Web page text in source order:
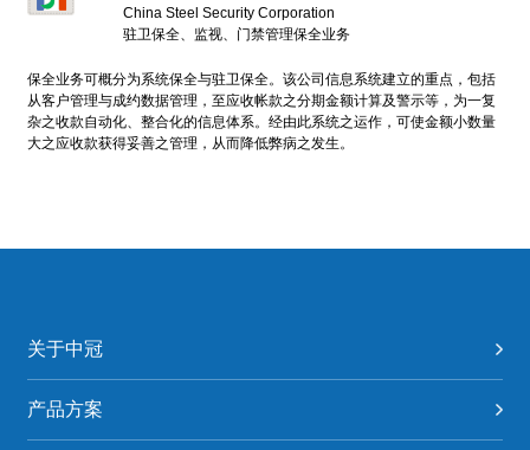
China Steel Security Corporation
驻卫保全、监视、门禁管理保全业务
保全业务可概分为系统保全与驻卫保全。该公司信息系统建立的重点，包括
从客户管理与成约数据管理，至应收帐款之分期金额计算及警示等，为一复
杂之收款自动化、整合化的信息体系。经由此系统之运作，可使金额小数量
大之应收款获得妥善之管理，从而降低弊病之发生。
关于中冠
产品方案